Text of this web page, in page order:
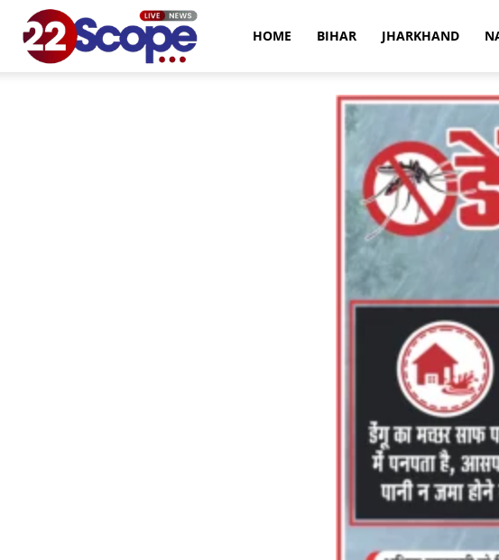
HOME BIHAR JHARKHAND